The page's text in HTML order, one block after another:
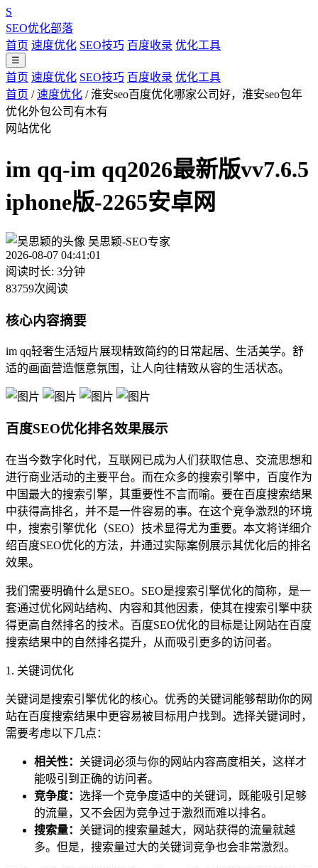
S
SEO优化部落
首页 速度优化 SEO技巧 百度收录 优化工具
☰
首页 速度优化 SEO技巧 百度收录 优化工具
首页 / 速度优化 / 淮安seo百度优化哪家公司好，淮安seo包年
优化外包公司有木有
网站优化
im qq-im qq2026最新版vv7.6.5
iphone版-2265安卓网
吴思颖-SEO专家
2026-08-07 04:41:01
阅读时长: 3分钟
83759次阅读
核心内容摘要
im qq轻奢生活短片展现精致简约的日常起居、生活美学。舒
适的画面营造惬意氛围，让人向往精致从容的生活状态。
百度SEO优化排名效果展示
在当今数字化时代，互联网已成为人们获取信息、交流思想和
进行商业活动的主要平台。而在众多的搜索引擎中，百度作为
中国最大的搜索引擎，其重要性不言而喻。要在百度搜索结果
中获得高排名，并不是一件容易的事。在这个竞争激烈的环境
中，搜索引擎优化（SEO）技术显得尤为重要。本文将详细介
绍百度SEO优化的方法，并通过实际案例展示其优化后的排名
效果。
我们需要明确什么是SEO。SEO是搜索引擎优化的简称，是一
套通过优化网站结构、内容和其他因素，使其在搜索引擎中获
得更高自然排名的技术。百度SEO优化的目标是让网站在百度
搜索结果中的自然排名提升，从而吸引更多的访问者。
1. 关键词优化
关键词是搜索引擎优化的核心。优秀的关键词能够帮助你的网
站在百度搜索结果中更容易被目标用户找到。选择关键词时，
需要考虑以下几点：
相关性： 关键词必须与你的网站内容高度相关，这样才
能吸引到正确的访问者。
竞争度： 选择一个竞争度适中的关键词，既能吸引足够
的流量，又不会因为竞争过于激烈而难以排名。
搜索量： 关键词的搜索量越大，网站获得的流量就越
多。但是，搜索量过大的关键词竞争也会非常激烈。